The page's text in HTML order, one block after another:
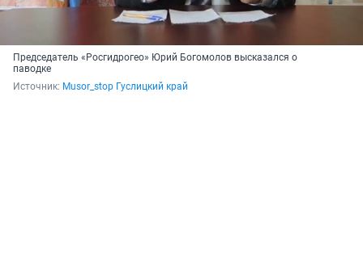
Председатель «Росгидрогео» Юрий Богомолов высказался о
паводке
Источник: Musor_stop Гуслицкий край